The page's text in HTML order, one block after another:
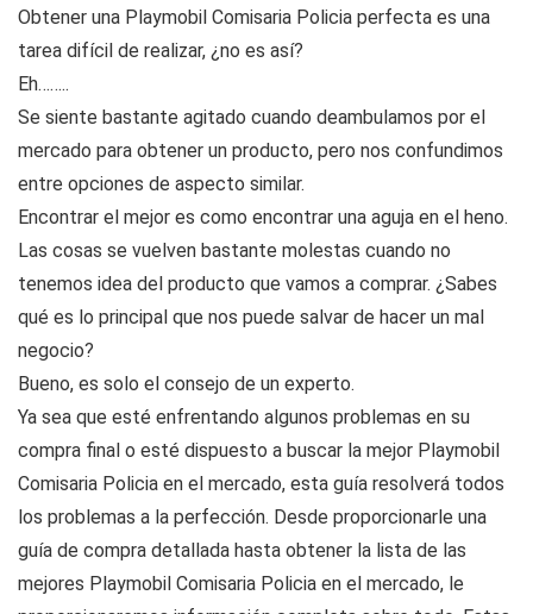
Obtener una Playmobil Comisaria Policia perfecta es una
tarea difícil de realizar, ¿no es así?
Eh……..
Se siente bastante agitado cuando deambulamos por el
mercado para obtener un producto, pero nos confundimos
entre opciones de aspecto similar.
Encontrar el mejor es como encontrar una aguja en el heno.
Las cosas se vuelven bastante molestas cuando no
tenemos idea del producto que vamos a comprar. ¿Sabes
qué es lo principal que nos puede salvar de hacer un mal
negocio?
Bueno, es solo el consejo de un experto.
Ya sea que esté enfrentando algunos problemas en su
compra final o esté dispuesto a buscar la mejor Playmobil
Comisaria Policia en el mercado, esta guía resolverá todos
los problemas a la perfección. Desde proporcionarle una
guía de compra detallada hasta obtener la lista de las
mejores Playmobil Comisaria Policia en el mercado, le